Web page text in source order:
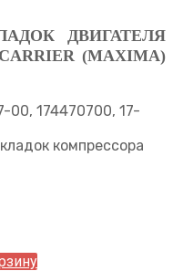
ДВИГАТЕЛЯ
(MAXIMA)
00, 174470700, 17-
компрессора